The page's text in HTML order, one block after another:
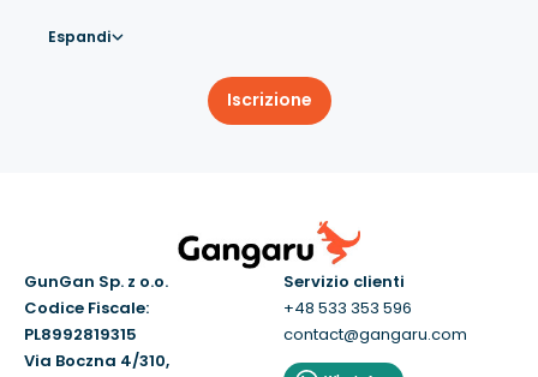
Espandi
Iscrizione
GunGan Sp. z o.o.
Codice Fiscale:
PL8992819315
Via Boczna 4/310,
Servizio clienti
+48 533 353 596
contact@gangaru.com